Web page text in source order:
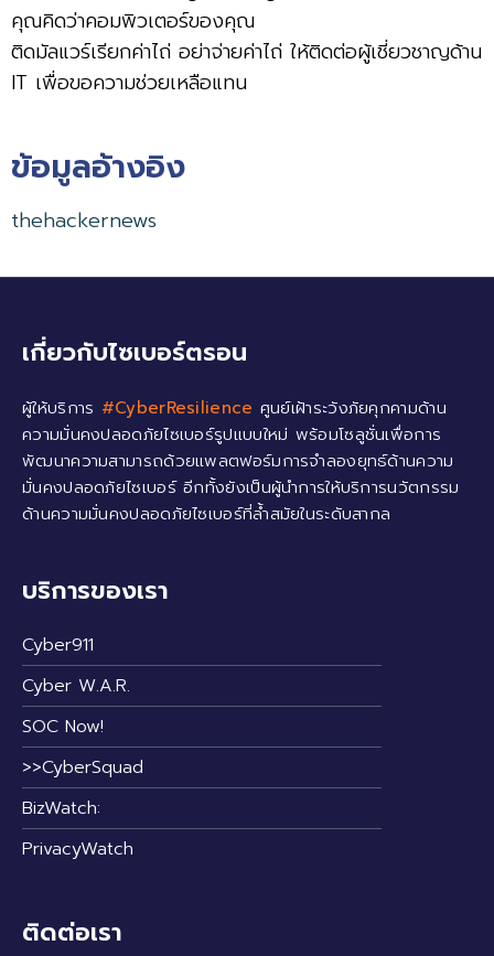
คุณคิดว่าคอมพิวเตอร์ของคุณ
ติดมัลแวร์เรียกค่าไถ่ อย่าจ่ายค่าไถ่ ให้ติดต่อผู้เชี่ยวชาญด้าน
IT เพื่อขอความช่วยเหลือแทน
ข้อมูลอ้างอิง
thehackernews
เกี่ยวกับไซเบอร์ตรอน
ผู้ให้บริการ #CyberResilience ศูนย์เฝ้าระวังภัยคุกคามด้าน
ความมั่นคงปลอดภัยไซเบอร์รูปแบบใหม่ พร้อมโซลูชั่นเพื่อการ
พัฒนาความสามารถด้วยแพลตฟอร์มการจำลองยุทธ์ด้านความ
มั่นคงปลอดภัยไซเบอร์ อีกทั้งยังเป็นผู้นำการให้บริการนวัตกรรม
ด้านความมั่นคงปลอดภัยไซเบอร์ที่ล้ำสมัยในระดับสากล
บริการของเรา
Cyber911
Cyber W.A.R.
SOC Now!
>>CyberSquad
BizWatch:
PrivacyWatch
ติดต่อเรา